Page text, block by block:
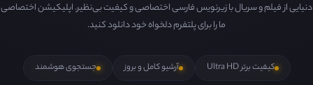
دنیایی از فیلم و سریال با زیرنویس فارسی اختصاصی و کیفیت بی‌نظیر. اپلیکیشن اختصاصی
ما را برای پلتفرم دلخواه خود دانلود کنید.
کیفیت برتر Ultra HD آرشیو کامل و بروز جستجوی هوشمند